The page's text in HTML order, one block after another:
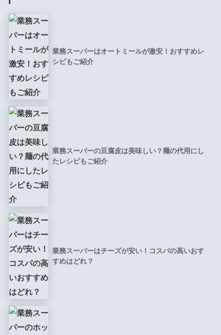
業務スーパーはオートミールが激安！おすすめレ
シピもご紹介
業務スーパーの豆腐皮は美味しい？麺の代用にし
たレシピもご紹介
業務スーパーはチーズが安い！コスパの高いおす
すめはどれ？